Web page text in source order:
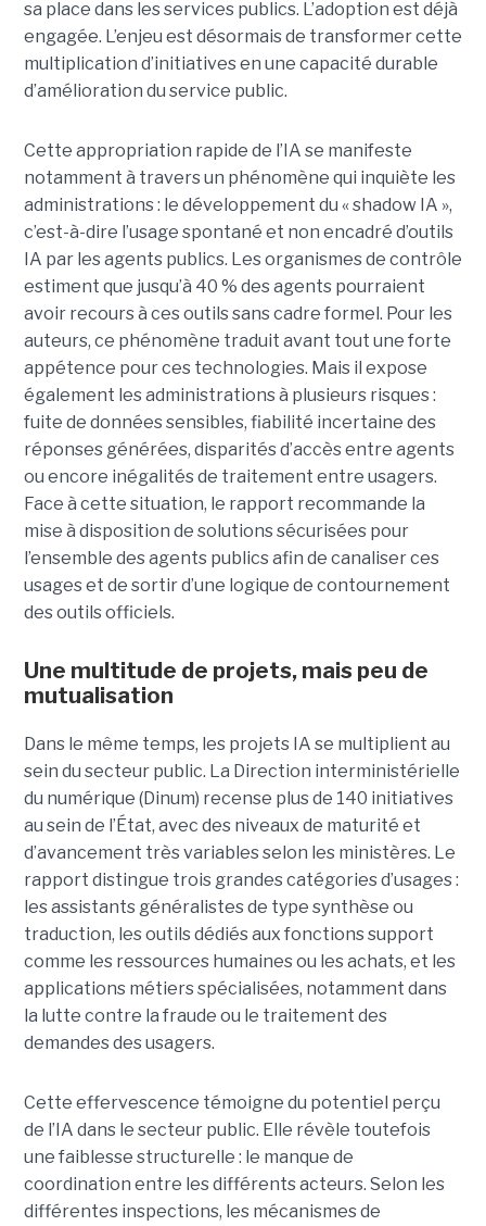
sa place dans les services publics. L’adoption est déjà
engagée. L’enjeu est désormais de transformer cette
multiplication d’initiatives en une capacité durable
d’amélioration du service public.
Cette appropriation rapide de l’IA se manifeste
notamment à travers un phénomène qui inquiète les
administrations : le développement du « shadow IA »,
c’est-à-dire l’usage spontané et non encadré d’outils
IA par les agents publics. Les organismes de contrôle
estiment que jusqu’à 40 % des agents pourraient
avoir recours à ces outils sans cadre formel. Pour les
auteurs, ce phénomène traduit avant tout une forte
appétence pour ces technologies. Mais il expose
également les administrations à plusieurs risques :
fuite de données sensibles, fiabilité incertaine des
réponses générées, disparités d’accès entre agents
ou encore inégalités de traitement entre usagers.
Face à cette situation, le rapport recommande la
mise à disposition de solutions sécurisées pour
l’ensemble des agents publics afin de canaliser ces
usages et de sortir d’une logique de contournement
des outils officiels.
Une multitude de projets, mais peu de
mutualisation
Dans le même temps, les projets IA se multiplient au
sein du secteur public. La Direction interministérielle
du numérique (Dinum) recense plus de 140 initiatives
au sein de l’État, avec des niveaux de maturité et
d’avancement très variables selon les ministères. Le
rapport distingue trois grandes catégories d’usages :
les assistants généralistes de type synthèse ou
traduction, les outils dédiés aux fonctions support
comme les ressources humaines ou les achats, et les
applications métiers spécialisées, notamment dans
la lutte contre la fraude ou le traitement des
demandes des usagers.
Cette effervescence témoigne du potentiel perçu
de l’IA dans le secteur public. Elle révèle toutefois
une faiblesse structurelle : le manque de
coordination entre les différents acteurs. Selon les
différentes inspections, les mécanismes de